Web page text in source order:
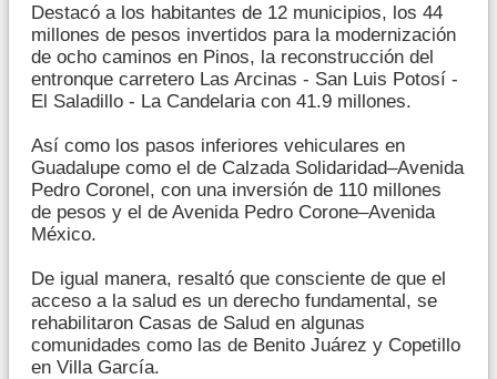
Destacó a los habitantes de 12 municipios, los 44
millones de pesos invertidos para la modernización
de ocho caminos en Pinos, la reconstrucción del
entronque carretero Las Arcinas - San Luis Potosí -
El Saladillo - La Candelaria con 41.9 millones.
Así como los pasos inferiores vehiculares en
Guadalupe como el de Calzada Solidaridad–Avenida
Pedro Coronel, con una inversión de 110 millones
de pesos y el de Avenida Pedro Corone–Avenida
México.
De igual manera, resaltó que consciente de que el
acceso a la salud es un derecho fundamental, se
rehabilitaron Casas de Salud en algunas
comunidades como las de Benito Juárez y Copetillo
en Villa García.